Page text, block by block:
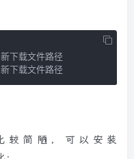
载文件路径
载文件路径
较简陋，可以安装